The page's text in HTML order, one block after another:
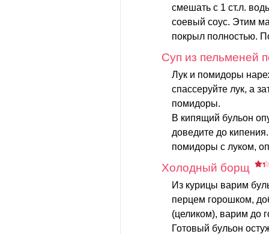
смешать с 1 ст.л.
соевый соус. Этим
покрыл полностью.
Суп из пельменей
Лук и помидоры
спассеруйте лук, а
помидоры.
В кипящий бульон
доведите до
помидоры с луком,
Холодный борщ
Из курицы варим
перцем горошком,
(целиком), варим до
Готовый бульон